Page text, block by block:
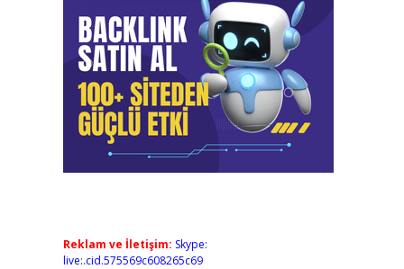
Reklam ve İletişim: Skype:
live:.cid.575569c608265c69